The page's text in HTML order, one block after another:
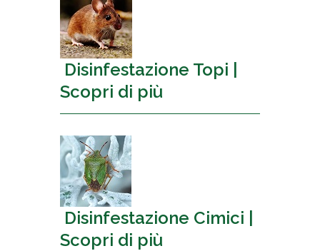
Disinfestazione Topi |
Scopri di più
Disinfestazione Cimici |
Scopri di più